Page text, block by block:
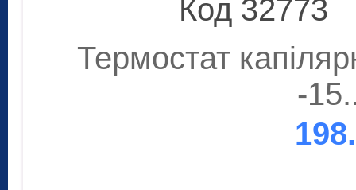
Код 32773
Термостат
-